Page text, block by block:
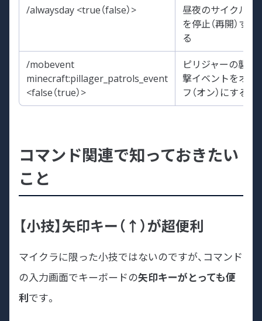
/alwaysday <true（false）>
昼夜のサイクル
を停止（再開）す
る
/mobevent
minecraft:pillager_patrols_event
<false（true）>
ピリジャーの襲
撃イベントをオ
フ（オン）にする
コマンド関連で知っておきたい
こと
【小技】矢印キー（↑）が超便利
マイクラに限った小技ではないのですが、コマンド
の入力画面でキーボードの矢印キーがとっても便
利です。